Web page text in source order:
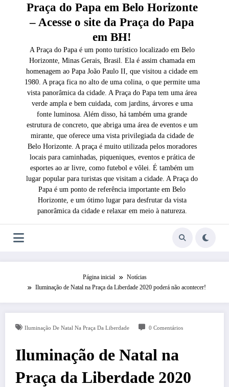
Praça do Papa em Belo Horizonte
– Acesse o site da Praça do Papa
em BH!
A Praça do Papa é um ponto turístico localizado em Belo
Horizonte, Minas Gerais, Brasil. Ela é assim chamada em
homenagem ao Papa João Paulo II, que visitou a cidade em
1980. A praça fica no alto de uma colina, o que permite uma
vista panorâmica da cidade. A Praça do Papa tem uma área
verde ampla e bem cuidada, com jardins, árvores e uma
fonte luminosa. Além disso, há também uma grande
estrutura de concreto, que abriga uma área de eventos e um
mirante, que oferece uma vista privilegiada da cidade de
Belo Horizonte. A praça é muito utilizada pelos moradores
locais para caminhadas, piqueniques, eventos e prática de
esportes ao ar livre, como futebol e vôlei. É também um
lugar popular para turistas que visitam a cidade. A Praça do
Papa é um ponto de referência importante em Belo
Horizonte, e um ótimo lugar para desfrutar da vista
panorâmica da cidade e relaxar em meio à natureza.
Página inicial
Notícias
Iluminação de Natal na Praça da Liberdade 2020 poderá não acontecer!
Iluminação De Natal Na Praça Da Liberdade 0 Comentários
Iluminação de Natal na
Praça da Liberdade 2020